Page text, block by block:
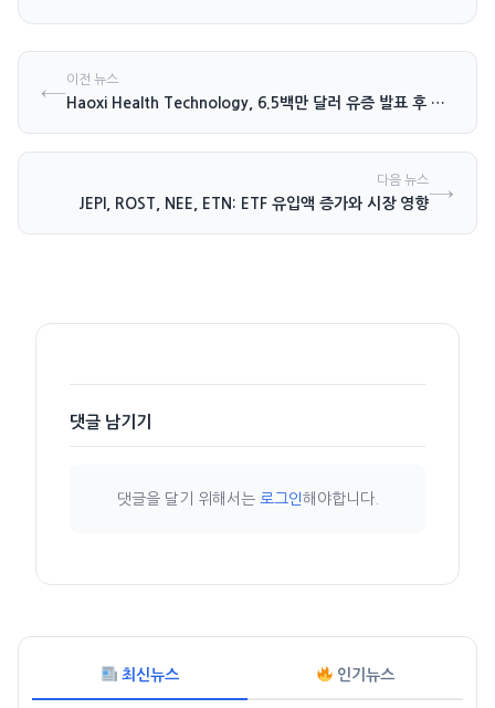
←이전 뉴스
Haoxi Health Technology, 6.5백만 달러 유증 발표 후 주가 93%…
다음 뉴스
JEPI, ROST, NEE, ETN: ETF 유입액 증가와 시장 영향→
댓글 남기기
댓글을 달기 위해서는 로그인해야합니다.
최신뉴스 인기뉴스